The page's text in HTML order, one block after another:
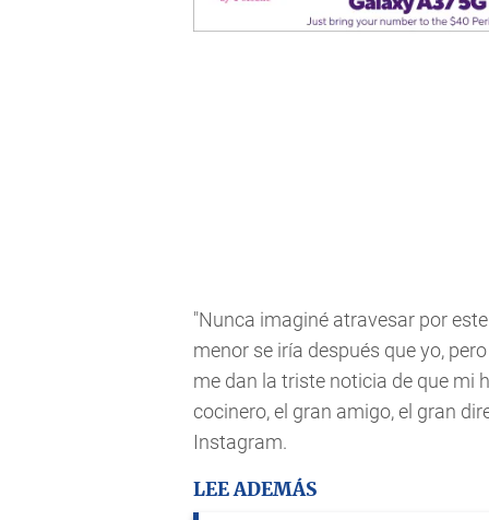
"Nunca imaginé atravesar por
menor se iría después que yo,
me dan la triste noticia de que mi
cocinero, el gran amigo, el gran
Instagram.
LEE ADEMÁS